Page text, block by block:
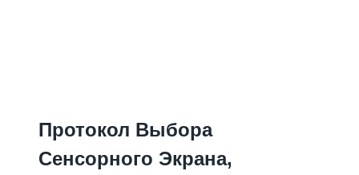
Протокол Выбора
Сенсорного Экрана,